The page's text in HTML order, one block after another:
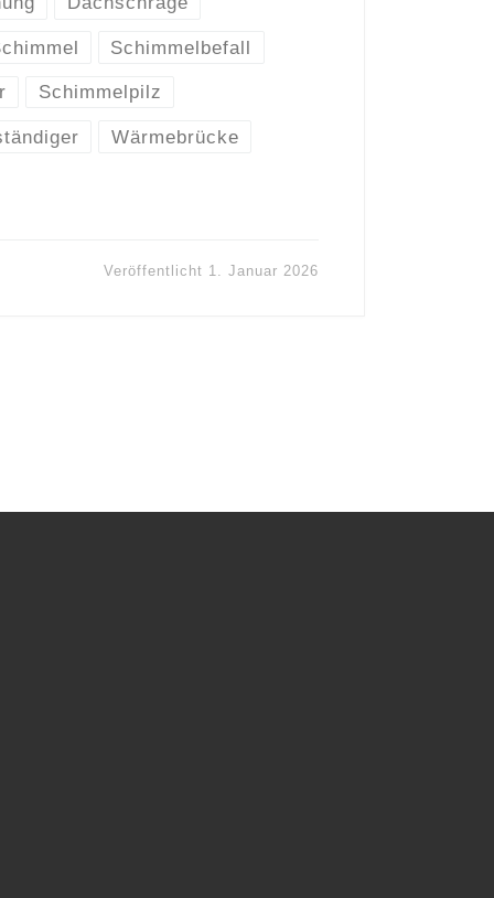
Schimmelbefall
Schimmelpilz
Wärmebrücke
Veröffentlicht 1. Januar 2026